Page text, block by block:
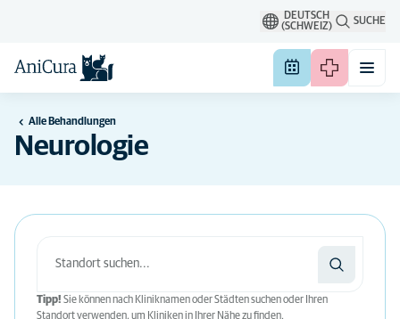
DEUTSCH
(SCHWEIZ)
SUCHE
Alle Behandlungen
Neurologie
Tipp! Sie können nach Kliniknamen oder Städten suchen oder Ihren
Standort verwenden, um Kliniken in Ihrer Nähe zu finden.